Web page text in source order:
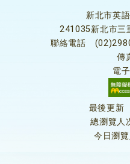
新北市英
241035新北市三
聯絡電話
傳
電
最後更新
總瀏覽人
今日瀏